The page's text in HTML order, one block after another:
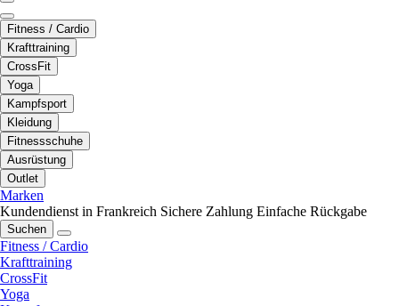
Fitness / Cardio
Krafttraining
CrossFit
Yoga
Kampfsport
Kleidung
Fitnessschuhe
Ausrüstung
Outlet
Marken
Kundendienst in Frankreich Sichere Zahlung Einfache Rückgabe
Suchen
Fitness / Cardio
Krafttraining
CrossFit
Yoga